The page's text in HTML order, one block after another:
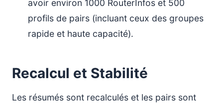
avoir environ 1000 RouterInfos et 500
profils de pairs (incluant ceux des groupes
rapide et haute capacité).
Recalcul et Stabilité
Les résumés sont recalculés et les pairs sont